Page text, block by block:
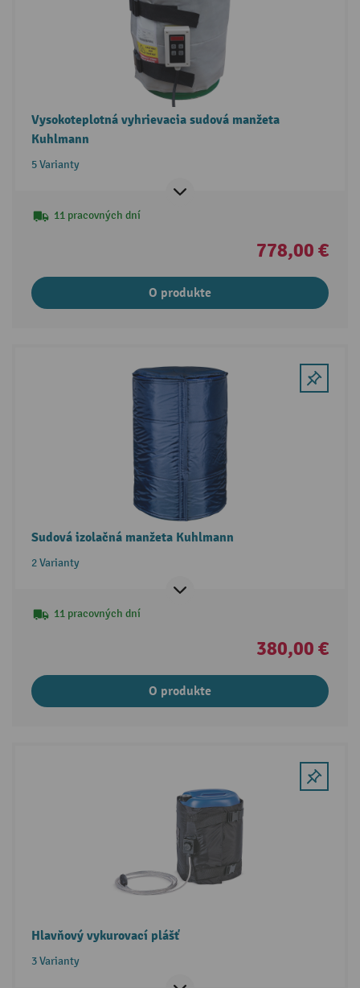
Vysokoteplotná vyhrievacia sudová manžeta
Kuhlmann
5 Varianty
11 pracovných dní
778,00 €
O produkte
Sudová izolačná manžeta Kuhlmann
2 Varianty
11 pracovných dní
380,00 €
O produkte
Hlavňový vykurovací plášť
3 Varianty